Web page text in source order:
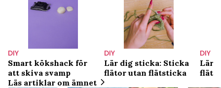
DIY
Smart kökshack för
att skiva svamp
DIY
Lär dig sticka: Sticka
flätor utan flätsticka
DIY
Lär
Läs artiklar om ämnet